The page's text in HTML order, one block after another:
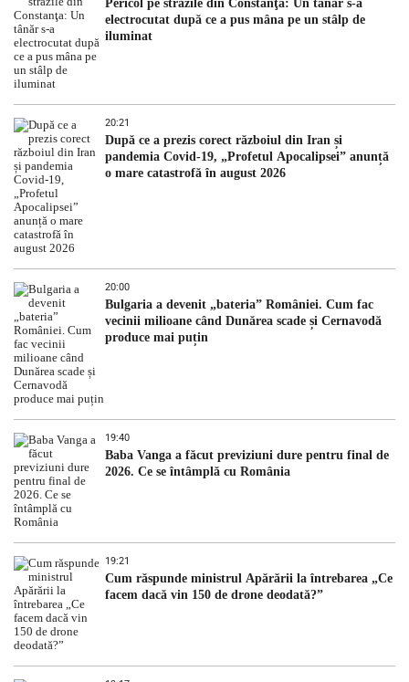
Pericol pe străzile din Constanţa: Un tânăr s-a
electrocutat după ce a pus mâna pe un stâlp de
iluminat
20:21
După ce a prezis corect războiul din Iran și
pandemia Covid-19, „Profetul Apocalipsei” anunță
o mare catastrofă în august 2026
20:00
Bulgaria a devenit „bateria” României. Cum fac
vecinii milioane când Dunărea scade și Cernavodă
produce mai puțin
19:40
Baba Vanga a făcut previziuni dure pentru final de
2026. Ce se întâmplă cu România
19:21
Cum răspunde ministrul Apărării la întrebarea „Ce
facem dacă vin 150 de drone deodată?”